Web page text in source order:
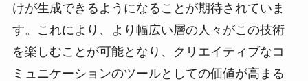
けが生成できるようになることが期待されていま
す。これにより、より幅広い層の人々がこの技術
を楽しむことが可能となり、クリエイティブなコ
ミュニケーションのツールとしての価値が高まる